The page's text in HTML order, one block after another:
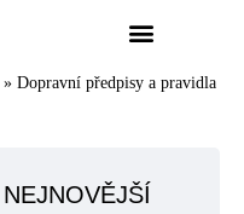
» Dopravní předpisy a pravidla
NEJNOVĚJŠÍ